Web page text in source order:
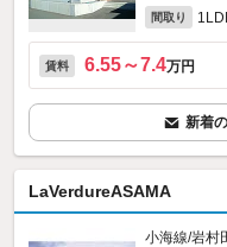
間取り
賃料 6.55～7.4万円
新着
LaVerdureASAMA
小海線/岩村